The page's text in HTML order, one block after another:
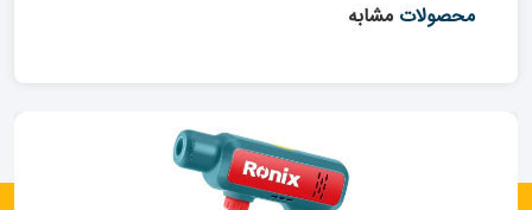
محصولات مشابه